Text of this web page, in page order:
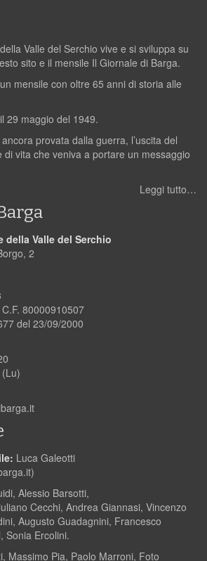
Valle del Serchio vive e si sviluppa su
sito e il mensile Il Giornale di Barga.
mensile con oltre 65 anni di storia alle
29 maggio del 1949.
provata dalla guerra, l’uscita del
vita che veniva a portare un messaggio
Leggi tutto…
della Valle del Serchio
2
80000910507
del 23/09/2000
Luca Galeotti
)
Alessio Barsotti,
Cecchi, Andrea Giannasi, Vincenzo
Augusto Guadagnini, Francesco
Sonia Ercolini.
Massimo Pia, Paolo Marroni, Foto